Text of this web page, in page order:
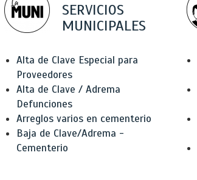
SERVICIOS
MUNICIPALES
Alta de Clave Especial para
Proveedores
Alta de Clave / Adrema
Defunciones
Arreglos varios en cementerio
Baja de Clave/Adrema -
Cementerio